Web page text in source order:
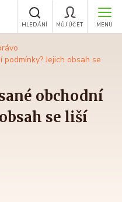
MENU
MŮJ ÚČET
HLEDÁNÍ
Jejich obsah se
obchodní
se liší